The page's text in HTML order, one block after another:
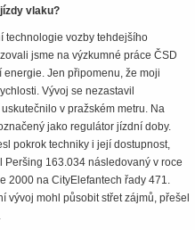
vlaku?
technologie vozby tehdejšího
jsme na výzkumné práce ČSD
Jen připomenu, že moji
Vývoj se nezastavil
v pražském metru. Na
jako regulátor jízdní doby.
pokrok techniky i její dostupnost,
Peršing 163.034 následovaný v roce
2000 na CityElefantech řady 471.
vývoj mohl působit střet zájmů, přešel